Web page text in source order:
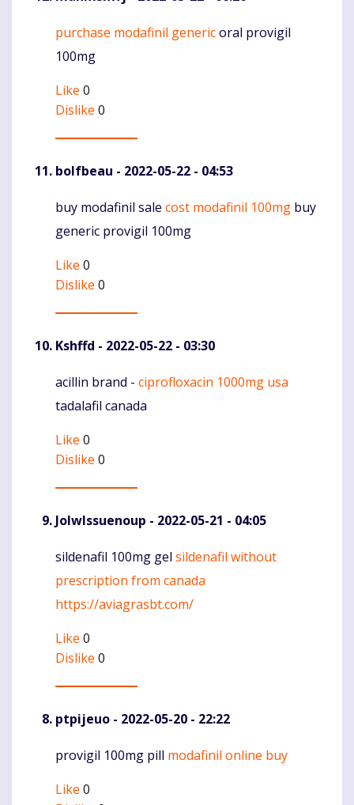
Komentaras
purchase modafinil genericoral provigil
100mg
Like 0
Dislike 0
bolfbeau - 2022-05-22 - 04:53
Komentaras
buy modafinil sale cost modafinil 100mg buy
generic provigil 100mg
Like 0
Dislike 0
Kshffd - 2022-05-22 - 03:30
Komentaras
acillin brand - ciprofloxacin 1000mg usa
tadalafil canada
Like 0
Dislike 0
JolwIssuenoup - 2022-05-21 - 04:05
Komentaras
sildenafil 100mg gel sildenafil without
prescription from canada
https://aviagrasbt.com/
Like 0
Dislike 0
ptpijeuo - 2022-05-20 - 22:22
Komentaras
provigil 100mg pill modafinil online buy
Like 0